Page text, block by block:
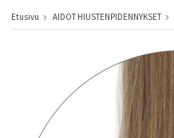
Etusivu AIDOT HIUSTENPIDENNYKSET